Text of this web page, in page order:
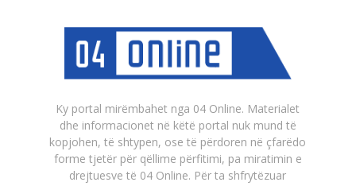
Ky portal mirëmbahet nga 04 Online. Materialet
dhe informacionet në këtë portal nuk mund të
kopjohen, të shtypen, ose të përdoren në çfarëdo
forme tjetër për qëllime përfitimi, pa miratimin e
drejtuesve të 04 Online. Për ta shfrytëzuar